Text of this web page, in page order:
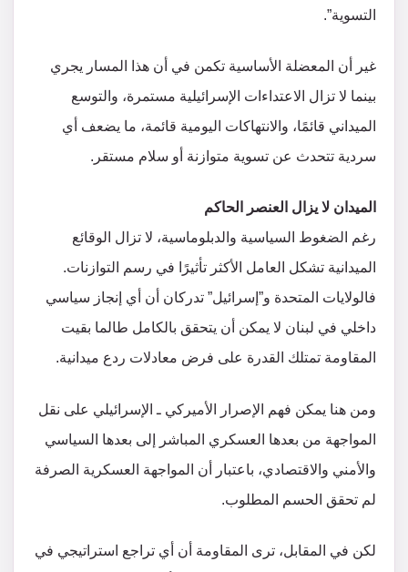
التسوية”.
غير أن المعضلة الأساسية تكمن في أن هذا المسار يجري
بينما لا تزال الاعتداءات الإسرائيلية مستمرة، والتوسع
الميداني قائمًا، والانتهاكات اليومية قائمة، ما يضعف أي
سردية تتحدث عن تسوية متوازنة أو سلام مستقر.
الميدان لا يزال العنصر الحاكم
رغم الضغوط السياسية والدبلوماسية، لا تزال الوقائع
الميدانية تشكل العامل الأكثر تأثيرًا في رسم التوازنات.
فالولايات المتحدة و”إسرائيل” تدركان أن أي إنجاز سياسي
داخلي في لبنان لا يمكن أن يتحقق بالكامل طالما بقيت
المقاومة تمتلك القدرة على فرض معادلات ردع ميدانية.
ومن هنا يمكن فهم الإصرار الأميركي ـ الإسرائيلي على نقل
المواجهة من بعدها العسكري المباشر إلى بعدها السياسي
والأمني والاقتصادي، باعتبار أن المواجهة العسكرية الصرفة
لم تحقق الحسم المطلوب.
لكن في المقابل، ترى المقاومة أن أي تراجع استراتيجي في